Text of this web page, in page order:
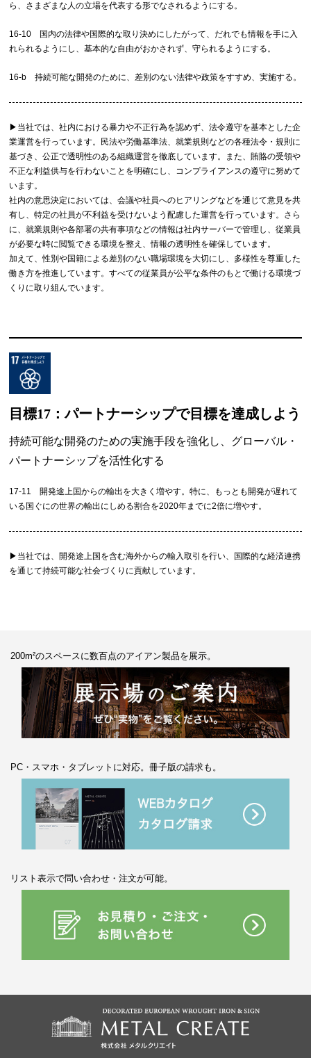
ら、さまざまな人の立場を代表する形でなされるようにする。
16-10 国内の法律や国際的な取り決めにしたがって、だれでも情報を手に入
れられるようにし、基本的な自由がおかされず、守られるようにする。
16-b 持続可能な開発のために、差別のない法律や政策をすすめ、実施する。
▶︎当社では、社内における暴力や不正行為を認めず、法令遵守を基本とした企
業運営を行っています。民法や労働基準法、就業規則などの各種法令・規則に
基づき、公正で透明性のある組織運営を徹底しています。また、賄賂の受領や
不正な利益供与を行わないことを明確にし、コンプライアンスの遵守に努めて
います。
社内の意思決定においては、会議や社員へのヒアリングなどを通じて意見を共
有し、特定の社員が不利益を受けないよう配慮した運営を行っています。さら
に、就業規則や各部署の共有事項などの情報は社内サーバーで管理し、従業員
が必要な時に閲覧できる環境を整え、情報の透明性を確保しています。
加えて、性別や国籍による差別のない職場環境を大切にし、多様性を尊重した
働き方を推進しています。すべての従業員が公平な条件のもとで働ける環境づ
くりに取り組んでいます。
目標17：パートナーシップで目標を達成しよう
持続可能な開発のための実施手段を強化し、グローバル・
パートナーシップを活性化する
17-11 開発途上国からの輸出を大きく増やす。特に、もっとも開発が遅れて
いる国ぐにの世界の輸出にしめる割合を2020年までに2倍に増やす。
▶︎当社では、開発途上国を含む海外からの輸入取引を行い、国際的な経済連携
を通じて持続可能な社会づくりに貢献しています。
200m²のスペースに数百点のアイアン製品を展示。
PC・スマホ・タブレットに対応。冊子版の請求も。
リスト表示で問い合わせ・注文が可能。